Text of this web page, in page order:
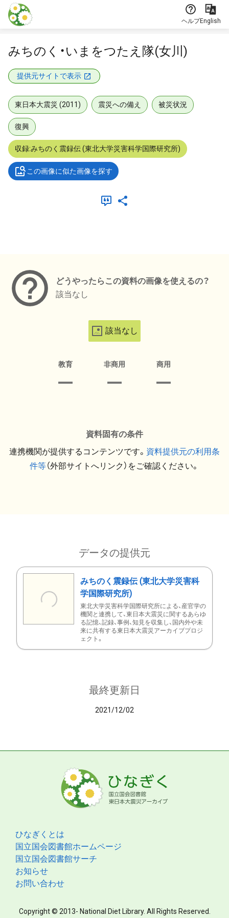
本文に飛ぶ
ヘルプEnglish
みちのく・いまをつたえ隊(女川)
提供元サイトで表示
東日本大震災 (2011) 震災への備え 被災状況
復興
収録:みちのく震録伝 (東北大学災害科学国際研究所)
この画像に似た画像を探す
どうやったらこの資料の画像を使えるの？
該当なし
該当なし
教育 非商用 商用
資料固有の条件
連携機関が提供するコンテンツです。 資料提供元の利用条
件等（外部サイトへリンク）をご確認ください。
データの提供元
みちのく震録伝 (東北大学災害科
学国際研究所)
東北大学災害科学国際研究所による、産官学の
機関と連携して、東日本大震災に関するあらゆ
る記憶、記録、事例、知見を収集し、国内外や未
来に共有する東日本大震災アーカイブプロジ
ェクト。
最終更新日
2021/12/02
ひなぎくとは
国立国会図書館ホームページ
国立国会図書館サーチ
お知らせ
お問い合わせ
Copyright © 2013- National Diet Library. All Rights Reserved.